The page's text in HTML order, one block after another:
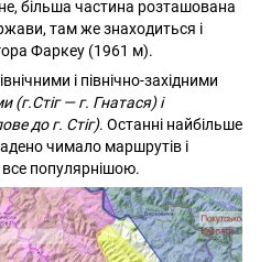
більша частина розташована
там же знаходиться і
Фаркеу (1961 м).
і північно-західними
(г.Стіг — г. Гнатася) і
до г. Стіг). Останні найбільше
чимало маршрутів і
популярнішою.